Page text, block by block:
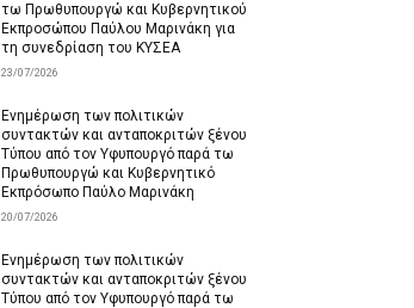
τω Πρωθυπουργώ και Κυβερνητικού
Εκπροσώπου Παύλου Μαρινάκη για
τη συνεδρίαση του ΚΥΣΕΑ
23/07/2026
Ενημέρωση των πολιτικών
συντακτών και ανταποκριτών ξένου
Τύπου από τον Υφυπουργό παρά τω
Πρωθυπουργώ και Κυβερνητικό
Εκπρόσωπο Παύλο Μαρινάκη
20/07/2026
Ενημέρωση των πολιτικών
συντακτών και ανταποκριτών ξένου
Τύπου από τον Υφυπουργό παρά τω